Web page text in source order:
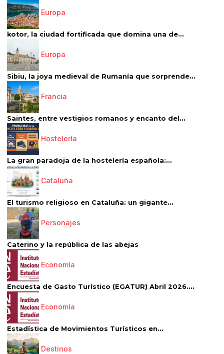
Europa
kotor, la ciudad fortificada que domina una de...
Europa
Sibiu, la joya medieval de Rumanía que sorprende...
Francia
Saintes, entre vestigios romanos y encanto del...
Hostelería
La gran paradoja de la hostelería española:...
Cataluña
El turismo religioso en Cataluña: un gigante...
Personajes
Caterino y la república de las abejas
Economía
Encuesta de Gasto Turístico (EGATUR) Abril 2026....
Economía
Estadística de Movimientos Turísticos en...
Destinos